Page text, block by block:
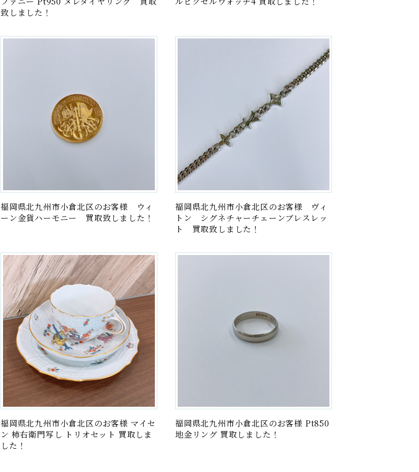
致しました！
福岡県北九州市小倉北区のお客様 ウィ
ーン金貨ハーモニー 買取致しました！
福岡県北九州市小倉北区のお客様 ヴィ
トン シグネチャーチェーンブレスレッ
ト 買取致しました！
福岡県北九州市小倉北区のお客様 マイセ
ン 柿右衛門写し トリオセット 買取しま
した！
福岡県北九州市小倉北区のお客様 Pt850
地金リング 買取しました！